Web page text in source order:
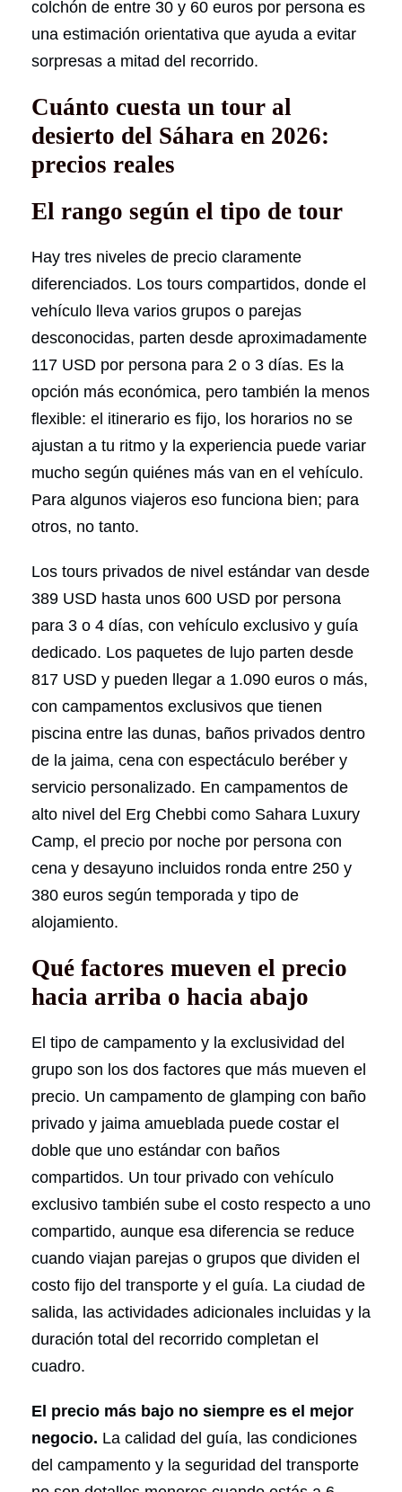
colchón de entre 30 y 60 euros por persona es
una estimación orientativa que ayuda a evitar
sorpresas a mitad del recorrido.
Cuánto cuesta un tour al
desierto del Sáhara en 2026:
precios reales
El rango según el tipo de tour
Hay tres niveles de precio claramente
diferenciados. Los tours compartidos, donde el
vehículo lleva varios grupos o parejas
desconocidas, parten desde aproximadamente
117 USD por persona para 2 o 3 días. Es la
opción más económica, pero también la menos
flexible: el itinerario es fijo, los horarios no se
ajustan a tu ritmo y la experiencia puede variar
mucho según quiénes más van en el vehículo.
Para algunos viajeros eso funciona bien; para
otros, no tanto.
Los tours privados de nivel estándar van desde
389 USD hasta unos 600 USD por persona
para 3 o 4 días, con vehículo exclusivo y guía
dedicado. Los paquetes de lujo parten desde
817 USD y pueden llegar a 1.090 euros o más,
con campamentos exclusivos que tienen
piscina entre las dunas, baños privados dentro
de la jaima, cena con espectáculo beréber y
servicio personalizado. En campamentos de
alto nivel del Erg Chebbi como Sahara Luxury
Camp, el precio por noche por persona con
cena y desayuno incluidos ronda entre 250 y
380 euros según temporada y tipo de
alojamiento.
Qué factores mueven el precio
hacia arriba o hacia abajo
El tipo de campamento y la exclusividad del
grupo son los dos factores que más mueven el
precio. Un campamento de glamping con baño
privado y jaima amueblada puede costar el
doble que uno estándar con baños
compartidos. Un tour privado con vehículo
exclusivo también sube el costo respecto a uno
compartido, aunque esa diferencia se reduce
cuando viajan parejas o grupos que dividen el
costo fijo del transporte y el guía. La ciudad de
salida, las actividades adicionales incluidas y la
duración total del recorrido completan el
cuadro.
El precio más bajo no siempre es el mejor
negocio. La calidad del guía, las condiciones
del campamento y la seguridad del transporte